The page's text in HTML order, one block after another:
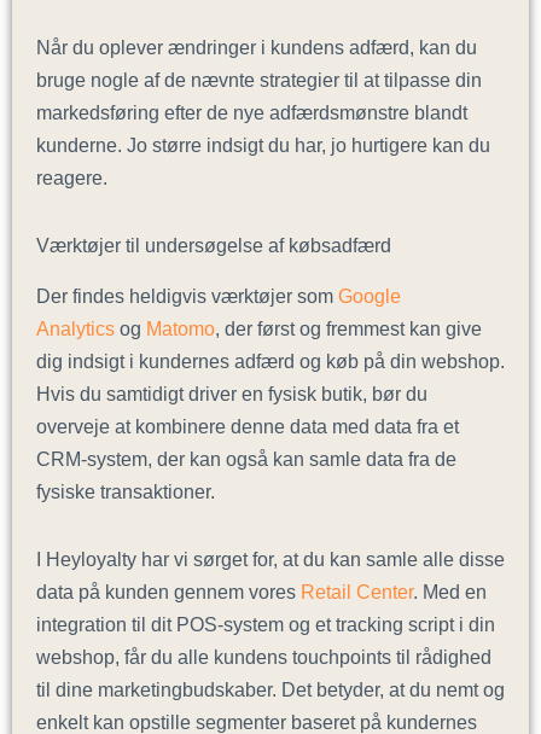
Når du oplever ændringer i kundens adfærd, kan du
bruge nogle af de nævnte strategier til at tilpasse din
markedsføring efter de nye adfærdsmønstre blandt
kunderne. Jo større indsigt du har, jo hurtigere kan du
reagere.
Værktøjer til undersøgelse af købsadfærd
Der findes heldigvis værktøjer som Google
Analytics og Matomo, der først og fremmest kan give
dig indsigt i kundernes adfærd og køb på din webshop.
Hvis du samtidigt driver en fysisk butik, bør du
overveje at kombinere denne data med data fra et
CRM-system, der kan også kan samle data fra de
fysiske transaktioner.
I Heyloyalty har vi sørget for, at du kan samle alle disse
data på kunden gennem vores Retail Center. Med en
integration til dit POS-system og et tracking script i din
webshop, får du alle kundens touchpoints til rådighed
til dine marketingbudskaber. Det betyder, at du nemt og
enkelt kan opstille segmenter baseret på kundernes